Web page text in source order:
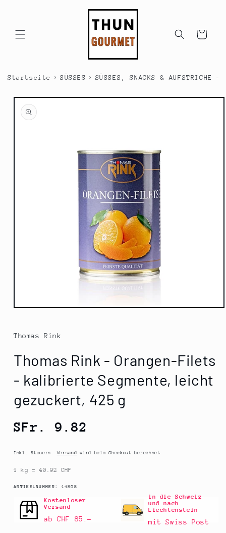
Warenkorb
Startseite › SÜSSES › SÜSSES, SNACKS & AUFSTRICHE -
Medien
Modal
öffnen
Thomas Rink
Thomas Rink - Orangen-Filets
- kalibrierte Segmente, leicht
gezuckert, 425 g
Normaler
SFr. 9.82
Inkl. Steuern.Versand wird beim Checkout berechnet
1 kg = 40.92 CHF
ARTIKELNUMMER: SKU:
14868
Kostenloser
Versand
ab CHF 85.–
in die Schweiz
und nach
Liechtenstein
mit Swiss Post